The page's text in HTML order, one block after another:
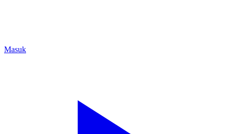
Masuk